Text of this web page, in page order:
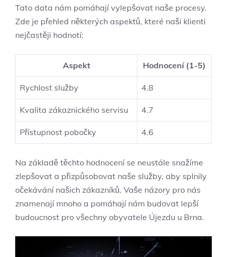
Tato data nám pomáhají vylepšovat naše procesy.
Zde je přehled některých aspektů, které naši klienti
nejčastěji hodnotí:
Aspekt Hodnocení (1-5)
Rychlost služby 4.8
Kvalita zákaznického servisu 4.7
Přístupnost pobočky 4.6
Na základě těchto hodnocení se neustále snažíme
zlepšovat a přizpůsobovat naše služby, aby splnily
očekávání našich zákazníků. Vaše názory pro nás
znamenají mnoho a pomáhají nám budovat lepší
budoucnost pro všechny obyvatele Újezdu u Brna.